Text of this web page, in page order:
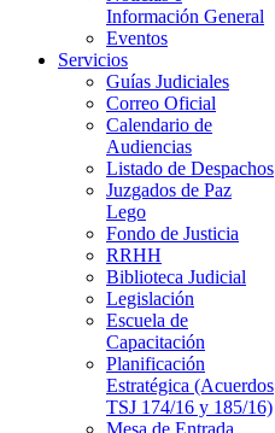
Información General
Eventos
Servicios
Guías Judiciales
Correo Oficial
Calendario de
Audiencias
Listado de Despachos
Juzgados de Paz
Lego
Fondo de Justicia
RRHH
Biblioteca Judicial
Legislación
Escuela de
Capacitación
Planificación
Estratégica (Acuerdos
TSJ 174/16 y 185/16)
Mesa de Entrada